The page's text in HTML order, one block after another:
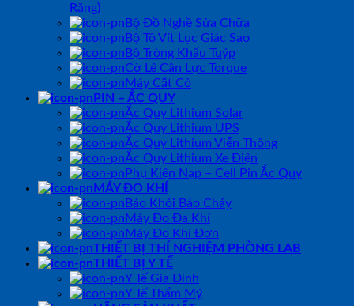
Răng)
Bộ Đồ Nghề Sửa Chữa
Bộ Tô Vít Lục Giác Sao
Bộ Tròng Khẩu Tuýp
Cờ Lê Cân Lực Torque
Máy Cắt Cỏ
PIN – ẮC QUY
Ắc Quy Lithium Solar
Ắc Quy Lithium UPS
Ắc Quy Lithium Viễn Thông
Ắc Quy Lithium Xe Điện
Phụ Kiện Nạp – Cell Pin Ắc Quy
MÁY ĐO KHÍ
Báo Khói Báo Cháy
Máy Đo Đa Khí
Máy Đo Khí Đơn
THIẾT BỊ THÍ NGHIỆM PHÒNG LAB
THIẾT BỊ Y TẾ
Y Tế Gia Đình
Y Tế Thẩm Mỹ